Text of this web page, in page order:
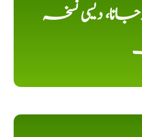
دیسی نسخہ